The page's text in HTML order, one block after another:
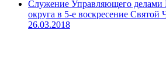
Служение Управляющего делами
округа в 5-е воскресение Святой
26.03.2018